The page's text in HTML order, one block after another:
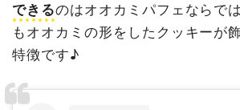
できるのはオオカミパフェならで
もオオカミの形をしたクッキーが
特徴です♪